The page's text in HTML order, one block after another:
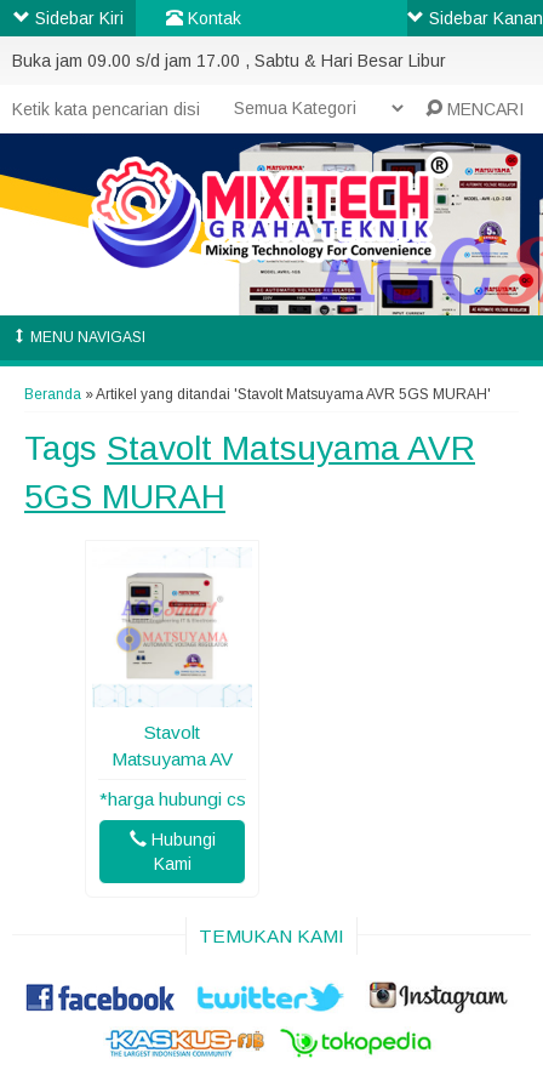
Buka jam 09.00 s/d jam 17.00 , Sabtu & Hari Besar Libur
MENCARI
MENU NAVIGASI
Beranda »Artikel yang ditandai 'Stavolt Matsuyama AVR 5GS MURAH'
Tags Stavolt Matsuyama AVR
5GS MURAH
Stavolt
Matsuyama AV
*harga hubungi cs
Hubungi
Kami
TEMUKAN KAMI
Sidebar Kiri Kontak Sidebar Kanan